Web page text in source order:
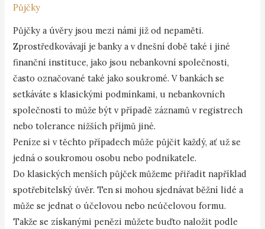
Půjčky
Půjčky a úvěry jsou mezi námi již od nepaměti.
Zprostředkovávají je banky a v dnešní době také i jiné
finanční instituce, jako jsou nebankovní společnosti,
často označované také jako soukromé. V bankách se
setkáváte s klasickými podmínkami, u nebankovních
společností to může být v případě záznamů v registrech
nebo tolerance nižších příjmů jiné.
Peníze si v těchto případech může půjčit každý, ať už se
jedná o soukromou osobu nebo podnikatele.
Do klasických menších půjček můžeme přiřadit například
spotřebitelský úvěr. Ten si mohou sjednávat běžní lidé a
může se jednat o účelovou nebo neúčelovou formu.
Takže se získanými penězi můžete buďto naložit podle